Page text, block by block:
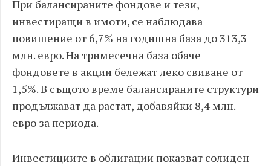
При балансираните фондове и тези,
инвестиращи в имоти, се наблюдава
повишение от 6,7% на годишна база до 313,3
млн. евро. На тримесечна база обаче
фондовете в акции бележат леко свиване от
1,5%. В същото време балансираните структури
продължават да растат, добавяйки 8,4 млн.
евро за периода.
Инвестициите в облигации показват солиден